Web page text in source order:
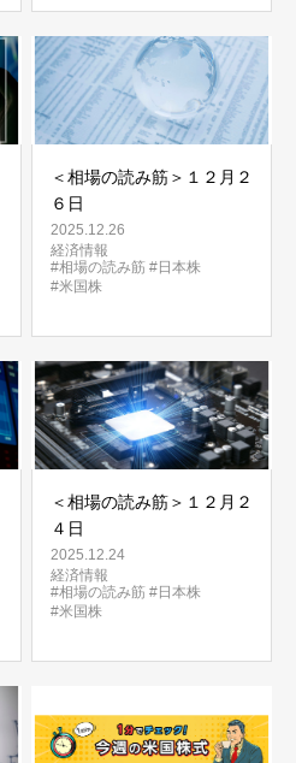
＜相場の読み筋＞１２月２
６日
2025.12.26
経済情報
#相場の読み筋 #日本株
#米国株
＜相場の読み筋＞１２月２
４日
2025.12.24
経済情報
#相場の読み筋 #日本株
#米国株